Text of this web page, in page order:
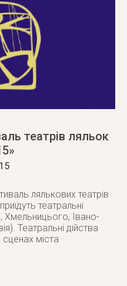
театрів ляльок
лялькових театрів
театральні
Хмельницього, Івано-
Театральні дійства
міста